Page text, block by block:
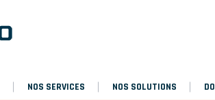
NOS SERVICES NOS SOLUTIONS